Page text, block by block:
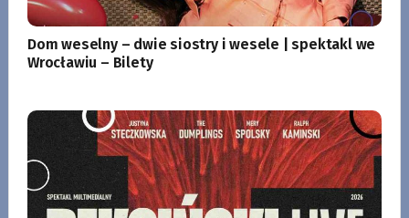
Dom weselny – dwie siostry i wesele | spektakl we
Wrocławiu – Bilety